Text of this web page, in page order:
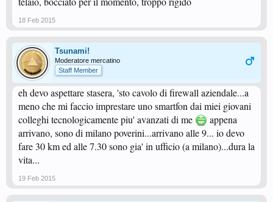
18 Feb 2015
Tsunami!
Moderatore mercatino
Staff Member
eh devo aspettare stasera, 'sto cavolo di firewall aziendale...a
meno che mi faccio imprestare uno smartfon dai miei giovani
colleghi tecnologicamente piu' avanzati di me
appena
arrivano, sono di milano poverini...arrivano alle 9... io devo
fare 30 km ed alle 7.30 sono gia' in ufficio (a milano)...dura la
vita...
19 Feb 2015